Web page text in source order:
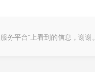
务平台”上看到的信息，谢谢。